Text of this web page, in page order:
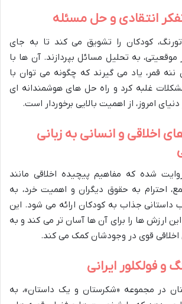
انتقادی و حل مسئله
کودکان را تشویق می کند تا به جای
موقعیتی، به تحلیل مسائل بپردازند. آن ها با
قمر، یاد می گیرند که چگونه می توان با
غلبه کرد و راه حل های هوشمندانه ای
امروز، از اهمیت بالایی برخوردار است.
اخلاقی و انسانی به زبانی
شده که مفاهیم پیچیده اخلاقی مانند
احترام به حقوق دیگران و اهمیت خرد، به
داستانی جذاب به کودکان ارائه می شود. این
ارزش ها را برای آن ها آسان تر می کند و به
قوی در وجودشان کمک می کند.
و فولکلور ایرانی
در مجموعه «شکرستان و یک داستان»، به